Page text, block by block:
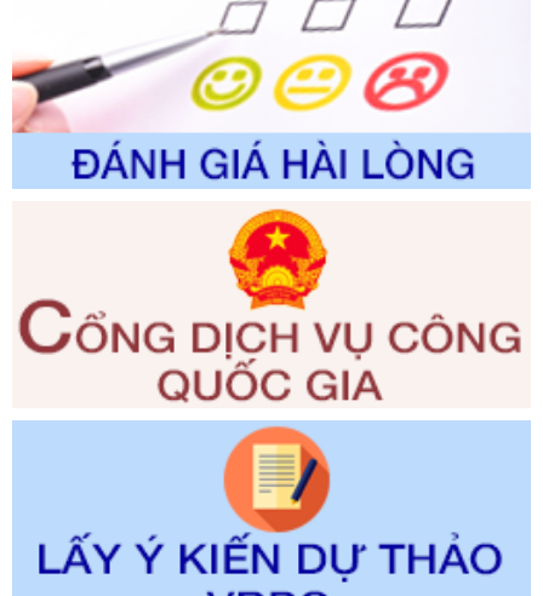
Ngày ban hành: 01/06/2026
Số kí hiệu:2300/QĐ-UBND
Tên: V/v công bố danh mục thủ tục hành chính được sửa
đổi, bổ sung và phê duyệt quy trình nội bộ, quy trình điện tử
giải quyết thủ tục hành chính trong lĩnh vực Luật sư thuộc
phạm vi chức năng quản lý của Sở Tư pháp
Ngày ban hành: 01/06/2026
351/2025/NĐ-CP
Tên: Nghị định số 351/2025/NĐ-CP của Chính phủ: Quy
định chuẩn nghèo đa chiều quốc gia giai đoạn 2026 - 2030
Ngày ban hành: 29/12/2026
Số kí hiệu:3014/QĐ-UBND
Tên: Quyết định về việc công bố danh mục thủ tục hành
chính ban hành mới, sửa đổi bổ sung trong lĩnh vực hỗ trợ
đầu tư, lĩnh vực đấu thầu lựa chọn nhà thầu thuộc thẩm
quyền giải quyết của Sở Tài chính và Ban Quản lý Khu kinh
Ngày ban hành: 23/09/2026
Số kí hiệu: 292/2026/NĐ-CP
Tên: Nghị định số 292/2026/NĐ-CP của Chính phủ: Quy
định chi tiết một số điều và biện pháp để tổ chức, hướng